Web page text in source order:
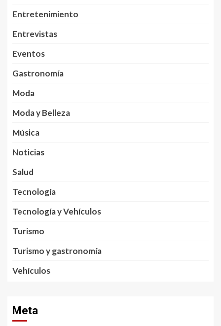
Entretenimiento
Entrevistas
Eventos
Gastronomía
Moda
Moda y Belleza
Música
Noticias
Salud
Tecnología
Tecnología y Vehículos
Turismo
Turismo y gastronomía
Vehículos
Meta